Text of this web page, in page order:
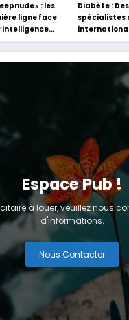
» : les
ligne face
Diabète :
spécialistes
Tanger
Espace Pub !
à louer, veuillez nous
d'informations.
Nous Contacter